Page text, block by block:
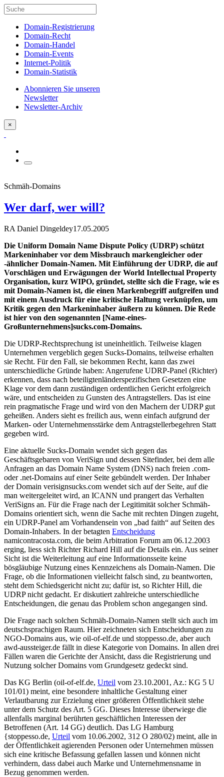
Domain-Registrierung
Domain-Recht
Domain-Handel
Domain-Events
Internet-Politik
Domain-Statistik
Abonnieren Sie unseren
Newsletter
Newsletter-Archiv
×
Schmäh-Domains
Wer darf, wer will?
RA Daniel Dingeldey17.05.2005
Die Uniform Domain Name Dispute Policy (UDRP) schützt
Markeninhaber vor dem Missbrauch markengleicher oder
-ähnlicher Domain-Namen. Mit Einführung der UDRP, die auf
Vorschlägen und Erwägungen der World Intellectual Property
Organisation, kurz WIPO, gründet, stellte sich die Frage, wie es
mit Domain-Namen ist, die einen Markenbegriff aufgreifen und
mit einem Ausdruck für eine kritische Haltung verknüpfen, um
Kritik gegen den Markeninhaber äußern zu können. Die Rede
ist hier von den sogenannten [Name-eines-
Großunternehmens]sucks.com-Domains.
Die UDRP-Rechtsprechung ist uneinheitlich. Teilweise klagen
Unternehmen vergeblich gegen Sucks-Domains, teilweise erhalten
sie Recht. Für den Fall, sie bekommen Recht, kann das zwei
unterschiedliche Gründe haben: Angerufene UDRP-Panel (Richter)
erkennen, dass nach beteiligtenländerspezifischen Gesetzen eine
Klage vor dem dann zuständigen ordentlichen Gericht erfolgreich
wäre, und entscheiden zu Gunsten des Antragstellers. Das ist eine
rein pragmatische Frage und wird von den Machern der UDRP gut
geheißen. Anders sieht es freilich aus, wenn einfach aufgrund der
Marken- oder Unternehmensstärke dem Antragstellerbegehren Statt
gegeben wird.
Eine aktuelle Sucks-Domain wendet sich gegen das
Geschäftsgebaren von VeriSign und dessen Sitefinder, bei dem alle
Anfragen an das Domain Name System (DNS) nach freien .com-
oder .net-Domains auf einer Seite gebündelt werden. Der Inhaber
der Domain verisignsucks.com wendet sich auf der Seite, auf die
man weitergeleitet wird, an ICANN und prangert das Verhalten
VeriSigns an. Für die Frage nach der Legitimität solcher Schmäh-
Domains orientiert sich, wenn die Sache mit rechten Dingen zugeht,
ein UDRP-Panel am Vorhandensein von „bad faith“ auf Seiten des
Domain-Inhabers. In der betagten Entscheidung
namicontracosta.com, die beim Arbitration Forum am 06.12.2003
erging, liess sich Richter Richard Hill auf die Details ein. Aus seiner
Sicht ist die Weiterleitung auf eine Informationsseite keine
bösgläubige Nutzung eines Kennzeichens als Domain-Namen. Die
Frage, ob die Informationen vielleicht falsch sind, zu beantworten,
steht dem Schiedsgericht nicht zu; dafür ist, so Richter Hill, die
UDRP nicht gedacht. Er diskutiert zahlreiche unterschiedliche
Entscheidungen, die genau das Problem schon angegangen sind.
Die Frage nach solchen Schmäh-Domain-Namen stellt sich auch im
deutschsprachigen Raum. Hier zeichneten sich Entscheidungen zu
NGO-Domains aus, wie oil-of-elf.de und stoppesso.de, aber auch
awd-aussteiger.de fällt in diese Kategorie von Domains. In allen drei
Fällen waren die Gerichte der Ansicht, dass die Registrierung und
Nutzung solcher Domains vom Grundgesetz gedeckt sind.
Das KG Berlin (oil-of-elf.de, Urteil vom 23.10.2001, Az.: KG 5 U
101/01) meint, eine besondere inhaltliche Gestaltung einer
Verlautbarung zur Erzielung einer größeren Öffentlichkeit stehe
unter dem Schutz des Art. 5 GG. Dieses Interesse überwiege die
allenfalls marginal berührten geschäftlichen Interessen der
Betroffenen (Art. 14 GG) deutlich. Das LG Hamburg
{stoppesso.de, Urteil vom 10.06.2002, 312 O 280/02) meint, alle in
der Öffentlichkeit agierenden Personen oder Unternehmen müssen
sich eine kritische Befassung gefallen lassen und können nicht
verhindern, dass dabei auch Marke und Unternehmensname in
Bezug genommen werden.